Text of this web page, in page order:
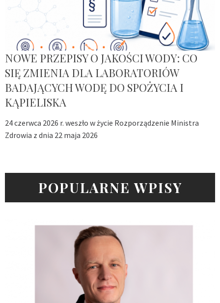
NOWE PRZEPISY O JAKOŚCI WODY: CO
SIĘ ZMIENIA DLA LABORATORIÓW
BADAJĄCYCH WODĘ DO SPOŻYCIA I
KĄPIELISKA
24 czerwca 2026 r. weszło w życie Rozporządzenie Ministra
Zdrowia z dnia 22 maja 2026
POPULARNE WPISY